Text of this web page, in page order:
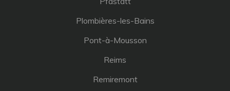
Plombières-les-Bains
Pont-à-Mousson
Reims
Remiremont